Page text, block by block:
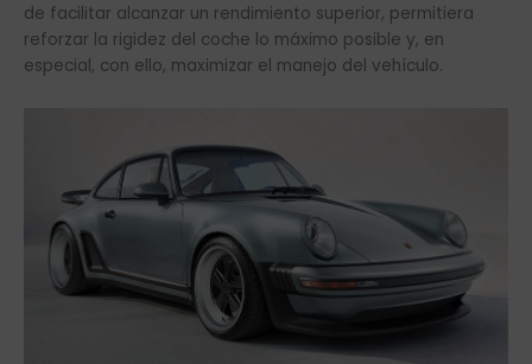
de facilitar alcanzar un rendimiento superior, permitiera
reforzar la rigidez del coche lo máximo posible y, en
especial, con ello, maximizar el manejo del vehículo.